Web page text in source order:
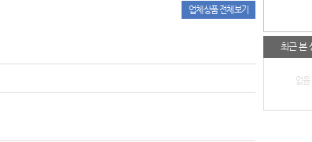
최근 본
없음
업체상품 전체보기